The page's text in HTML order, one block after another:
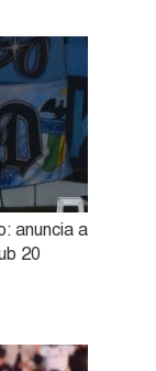
anuncia a
20